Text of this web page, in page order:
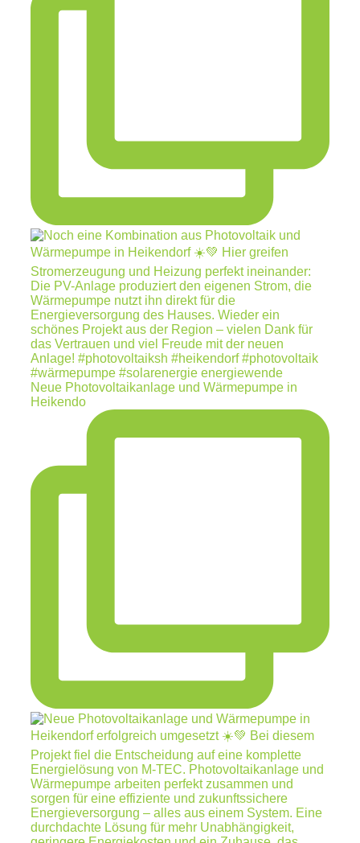
Neue Photovoltaikanlage und Wärmepumpe in
Heikendo